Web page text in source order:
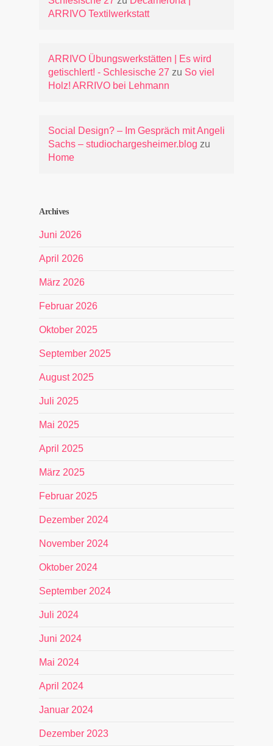
ARRIVO Textilwerkstatt
ARRIVO Übungswerkstätten | Es wird
getischlert! - Schlesische 27 zu So viel
Holz! ARRIVO bei Lehmann
Social Design? – Im Gespräch mit Angeli
Sachs – studiochargesheimer.blog zu
Home
Archives
Juni 2026
April 2026
März 2026
Februar 2026
Oktober 2025
September 2025
August 2025
Juli 2025
Mai 2025
April 2025
März 2025
Februar 2025
Dezember 2024
November 2024
Oktober 2024
September 2024
Juli 2024
Juni 2024
Mai 2024
April 2024
Januar 2024
Dezember 2023